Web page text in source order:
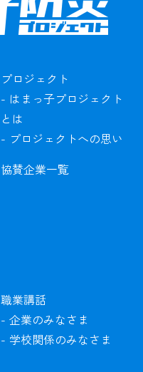
プロジェクト
はまっ子プロジェクト
とは
プロジェクトへの思い
協賛企業一覧
職業講話
企業のみなさま
学校関係のみなさま